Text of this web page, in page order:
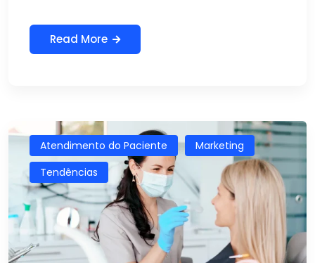
Read More
Atendimento do Paciente
Marketing
Tendências